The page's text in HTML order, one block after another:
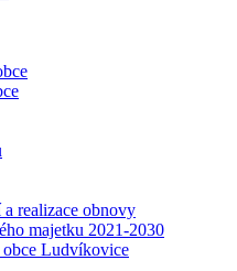
realizace obnovy
majetku 2021-2030
Ludvíkovice